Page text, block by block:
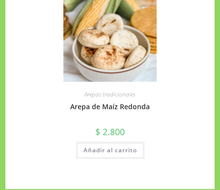
Arepas tradicionales
Arepa de Maíz Redonda
$ 2.800
Añadir al carrito